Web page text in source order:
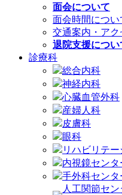
面会について
面会時間につい
交通案内・アク
退院支援につい
診療科
総合内科
神経内科
心臓血管外科
産婦人科
皮膚科
眼科
リハビリテ
内視鏡センタ
手外科センタ
人工関節セン